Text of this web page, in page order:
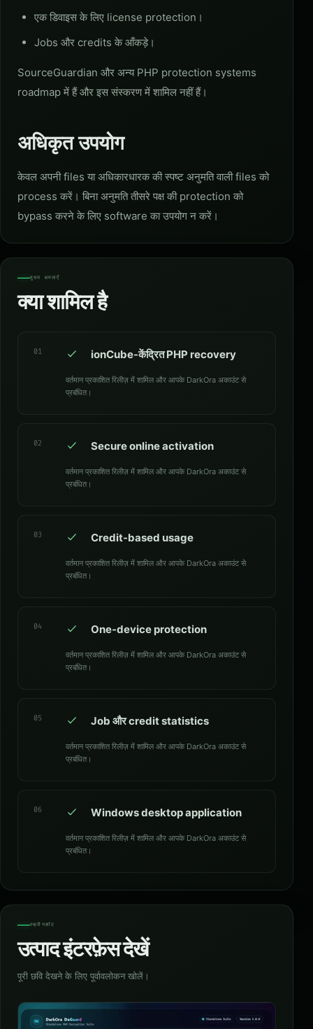
एक डिवाइस के लिए license protection।
Jobs और credits के आँकड़े।
SourceGuardian और अन्य PHP protection systems
roadmap में हैं और इस संस्करण में शामिल नहीं हैं।
अधिकृत उपयोग
केवल अपनी files या अधिकारधारक की स्पष्ट अनुमति वाली files को
process करें। बिना अनुमति तीसरे पक्ष की protection को
bypass करने के लिए software का उपयोग न करें।
मुख्य क्षमताएँ
क्या शामिल है
01 ionCube-केंद्रित PHP recovery
वर्तमान प्रकाशित रिलीज़ में शामिल और आपके DarkOra अकाउंट से
प्रबंधित।
02 Secure online activation
वर्तमान प्रकाशित रिलीज़ में शामिल और आपके DarkOra अकाउंट से
प्रबंधित।
03 Credit-based usage
वर्तमान प्रकाशित रिलीज़ में शामिल और आपके DarkOra अकाउंट से
प्रबंधित।
04 One-device protection
वर्तमान प्रकाशित रिलीज़ में शामिल और आपके DarkOra अकाउंट से
प्रबंधित।
05 Job और credit statistics
वर्तमान प्रकाशित रिलीज़ में शामिल और आपके DarkOra अकाउंट से
प्रबंधित।
06 Windows desktop application
वर्तमान प्रकाशित रिलीज़ में शामिल और आपके DarkOra अकाउंट से
प्रबंधित।
स्क्रीनशॉट
उत्पाद इंटरफ़ेस देखें
पूरी छवि देखने के लिए पूर्वावलोकन खोलें।